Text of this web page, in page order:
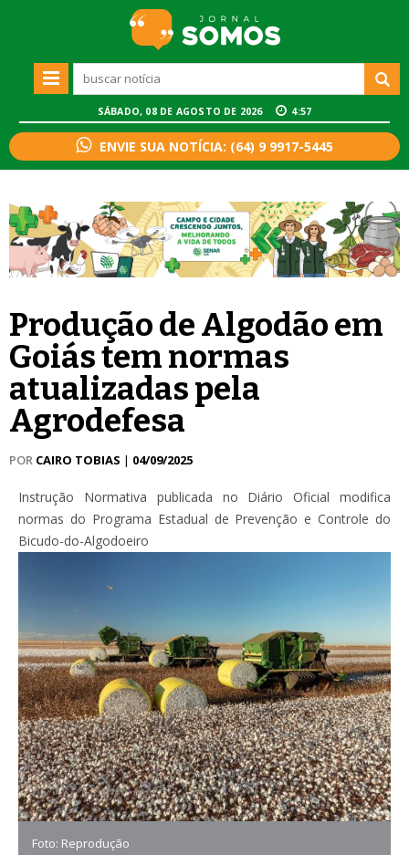
SÁBADO, 08 DE AGOSTO DE 2026 4:58
ENVIE SUA NOTÍCIA: (64) 9 9917-5445
Produção de Algodão em
Goiás tem normas
atualizadas pela
Agrodefesa
POR CAIRO TOBIAS | 04/09/2025
Instrução Normativa publicada no Diário Oficial modifica
normas do Programa Estadual de Prevenção e Controle do
Bicudo-do-Algodoeiro
Foto: Reprodução